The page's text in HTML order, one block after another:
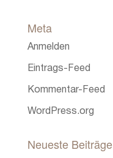
Meta
Anmelden
Eintrags-Feed
Kommentar-Feed
WordPress.org
Neueste Beiträge